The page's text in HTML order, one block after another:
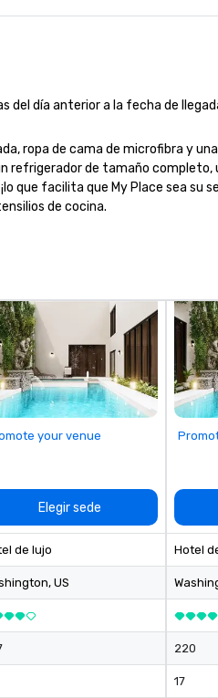
the
a
twin-
The
close
wherever your
the National
when you hire
hiring a Diverse
día anterior a la fecha de
ropa de cama de microfibra y
refrigerador de tamaño
que facilita que My Place sea su
de cocina.
your venue
Elegir sede
de lujo
, US
Hotel
220
17